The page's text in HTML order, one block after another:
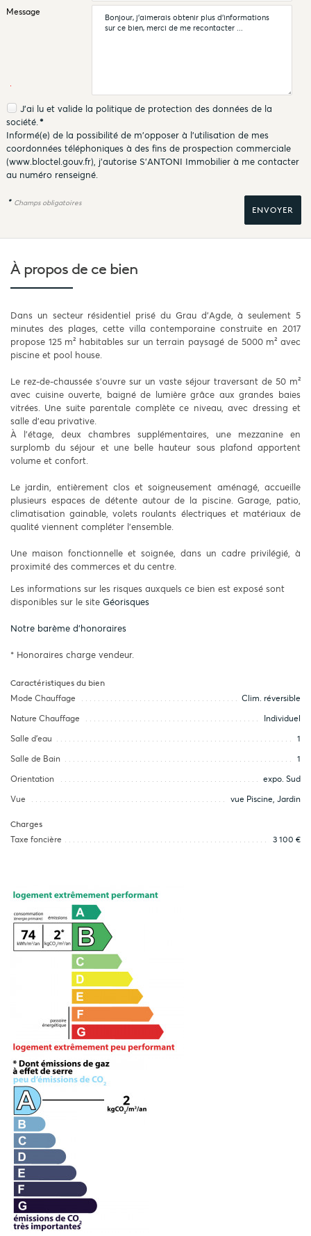
Message
J'ai lu et valide la politique de protection des donnéesde la
société.*
Informé(e) de la possibilité de m'opposer à l'utilisation de mes
coordonnées téléphoniques à des fins de prospection commerciale
(www.bloctel.gouv.fr), j'autorise S'ANTONI Immobilier à me contacter
au numéro renseigné.
* Champs obligatoires
À propos de ce bien
Dans un secteur résidentiel prisé du Grau d’Agde, à seulement 5
minutes des plages, cette villa contemporaine construite en 2017
propose 125 m² habitables sur un terrain paysagé de 5000 m² avec
piscine et pool house.
Le rez-de-chaussée s’ouvre sur un vaste séjour traversant de 50 m²
avec cuisine ouverte, baigné de lumière grâce aux grandes baies
vitrées. Une suite parentale complète ce niveau, avec dressing et
salle d’eau privative.
À l’étage, deux chambres supplémentaires, une mezzanine en
surplomb du séjour et une belle hauteur sous plafond apportent
volume et confort.
Le jardin, entièrement clos et soigneusement aménagé, accueille
plusieurs espaces de détente autour de la piscine. Garage, patio,
climatisation gainable, volets roulants électriques et matériaux de
qualité viennent compléter l’ensemble.
Une maison fonctionnelle et soignée, dans un cadre privilégié, à
proximité des commerces et du centre.
Les informations sur les risques auxquels ce bien est exposé sont
disponibles sur le site Géorisques
Notre barème d'honoraires
* Honoraires charge vendeur.
Caractéristiques du bien
Mode Chauffage
Clim. réversible
Nature Chauffage Individuel
Salle d’eau 1
Salle de Bain 1
Orientation expo. Sud
Vue vue Piscine, Jardin
Charges
Taxe foncière
3 100 €